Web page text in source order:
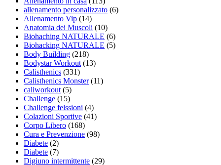
allenamento personalizzato (6)
Allenamento Vip (14)
Anatomia dei Muscoli (10)
Biohaching NATURALE (6)
Biohacking NATURALE (5)
Body Building (218)
Bodystar Workout (13)
Calisthenics (331)
Calisthenics Monster(11)
caliworkout (5)
Challenge (15)
Challenge felssioni (4)
Colazioni Sportive (41)
Corpo Libero (168)
Cura e Prevenzione (98)
Diabete (2)
Diabete (7)
Digiuno intermittente (29)